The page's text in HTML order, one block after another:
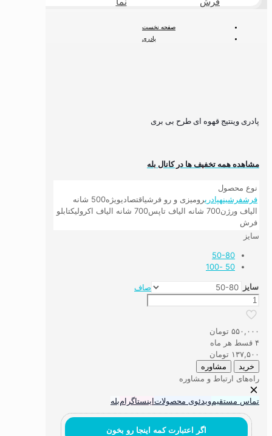
صفحه نخست
پادری
پادری وینتیج قهوه ای طرح بی بری
مشاهده همه تخفیف ها در کانال بله
نوع محصول
فرشفرشینهپادریرومیزی و رو فرشیاقتصادیویژه
500 شانه
الیاف ورژن700 شانه الیاف تاپس 700 شانه الیاف اکرولیک
تابلو
فرش
سایز
50-80
50 -100
سایز
صاف
پادری
وینتیج
قهوه
ای
طرح
بی
بری
عدد
۵۵۰,۰۰۰ تومان
۴ قسط هر ماه
۱۳۷,۵۰۰ تومان
خرید مشاوره
راه‌های ارتباط و مشاوره
تماس مستقیمویدئوی محصولاتاینستاگرامبله
اگر اعتبارت کمه اینجا رو بخون